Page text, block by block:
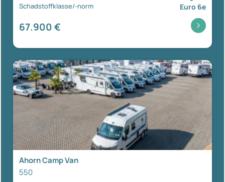
Schadstoffklasse/-norm Euro 6e
67.900 €
Ahorn Camp Van
550